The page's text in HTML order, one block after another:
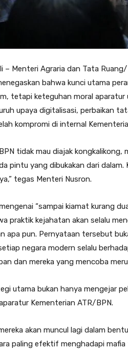
– Menteri Agraria dan Tata
bahwa kunci utama
tetapi keteguhan moral
upaya digitalisasi, perbaikan
kompromi di internal
tidak mau diajak
pintu yang dibukakan dari
tegas Menteri Nusron.
“sampai kiamat kurang
praktik kejahatan akan selalu
apa pun. Pernyataan tersebut
negara modern selalu
dan mereka yang mencoba
utama bukan hanya mengejar
Kementerian ATR/BPN.
akan muncul lagi dalam
paling efektif menghadapi